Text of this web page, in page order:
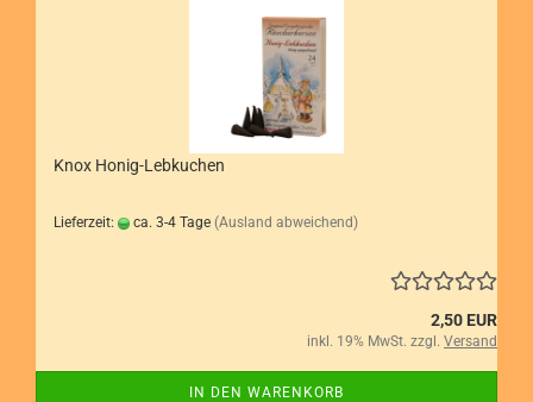
Knox Honig-Lebkuchen
Lieferzeit: ca. 3-4 Tage (Ausland abweichend)
2,50 EUR
inkl. 19% MwSt. zzgl. Versand
IN DEN WARENKORB